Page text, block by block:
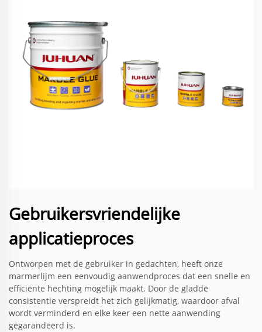
Gebruikersvriendelijke
applicatieproces
Ontworpen met de gebruiker in gedachten, heeft onze
marmerlijm een eenvoudig aanwendproces dat een snelle en
efficiënte hechting mogelijk maakt. Door de gladde
consistentie verspreidt het zich gelijkmatig, waardoor afval
wordt verminderd en elke keer een nette aanwending
gegarandeerd is.